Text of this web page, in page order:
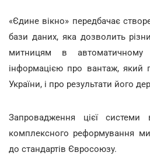
«Єдине вікно» передбачає
бази даних, яка дозволить
митницям в автоматичному
інформацією про вантаж, який
України, і про результати його
Запровадження цієї системи
комплексного реформування
до стандартів Євросоюзу.